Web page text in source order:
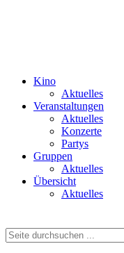
Kino
Aktuelles
Veranstaltungen
Aktuelles
Konzerte
Partys
Gruppen
Aktuelles
Übersicht
Aktuelles